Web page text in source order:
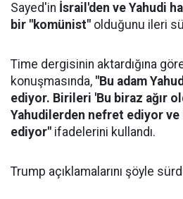
Sayed'in İsrail'den ve Yahudi
bir "komünist" olduğunu ileri
Time dergisinin aktardığına
konuşmasında, "Bu adam
ediyor. Birileri 'Bu biraz ağır
Yahudilerden nefret ediyor
ediyor" ifadelerini kullandı.
Trump açıklamalarını şöyle